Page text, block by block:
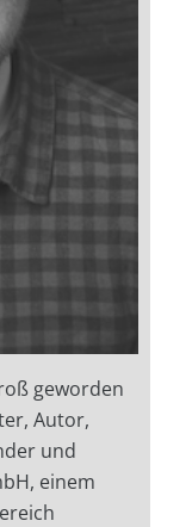
geworden
Autor,
und
einem